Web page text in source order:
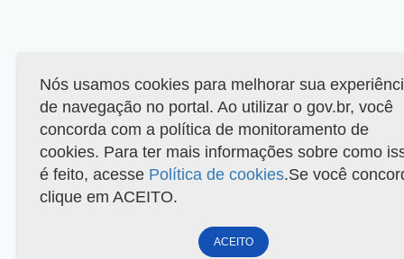
Nós usamos cookies para melhorar sua
de navegação no portal. Ao utilizar o gov.br, você
concorda com a política de monitoramento de
cookies. Para ter mais informações sobre como
é feito, acesse Política de cookies.Se você
clique em ACEITO.
ACEITO